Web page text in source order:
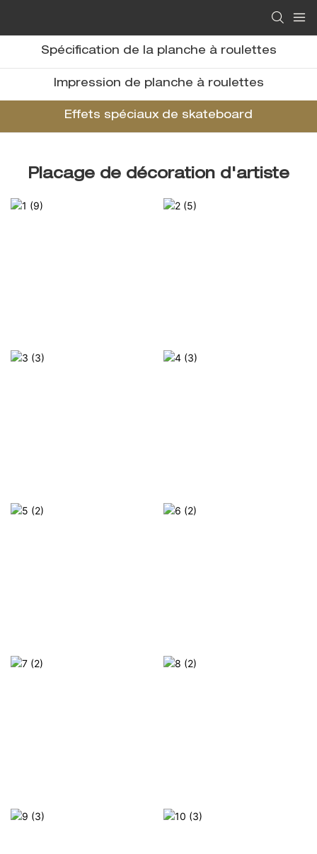
Spécification de la planche à roulettes
Impression de planche à roulettes
Effets spéciaux de skateboard
Placage de décoration d'artiste